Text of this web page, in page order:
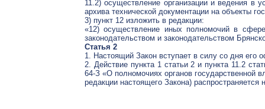
11.2) осуществление организации и ведения в
архива технической документации на объекты
3) пункт 12 изложить в редакции:
«12) осуществление иных полномочий в
законодательством и законодательством
Статья 2
1. Настоящий Закон вступает в силу со дня его
2. Действие пункта 1 статьи 2 и пункта 11.2
64-З «О полномочиях органов государственной
редакции настоящего Закона)